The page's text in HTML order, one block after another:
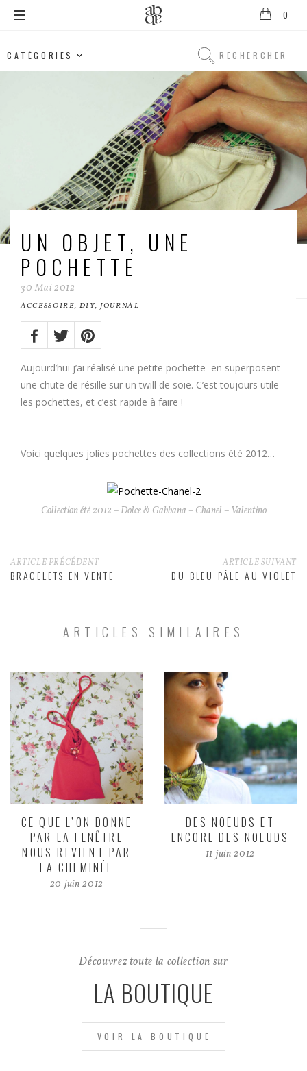
D'Anthenay
0
Rechercher
Rechercher
UN OBJET, UNE
POCHETTE
30 Mai2012
ACCESSOIRE, DIY,JOURNAL
Share
on:Facebook
TwitterPinterest
Aujourd’hui j’ai réalisé une petite pochette en superposent
une chute de résille sur un twill de soie. C’est toujours utile
les pochettes, et c’est rapide à faire !
Voici quelques jolies pochettes des collections été 2012…
Collection été 2012 – Dolce & Gabbana – Chanel – Valentino
ARTICLE PRÉCÉDENT
BRACELETS EN VENTE
ARTICLE SUIVANT
DU BLEU PÂLE AU VIOLET
ARTICLES SIMILAIRES
CE QUE L’ON DONNE
PAR LA FENÊTRE
NOUS REVIENT PAR
LA CHEMINÉE
20 juin 2012
DES NOEUDS ET
ENCORE DES NOEUDS
11 juin 2012
Découvrez toute la collection sur
LA BOUTIQUE
VOIR LA BOUTIQUE